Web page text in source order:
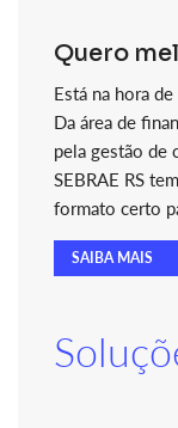
Quero
Está na hora
Da área de
pela gestão de
SEBRAE RS
formato certo
SAIBA MAIS